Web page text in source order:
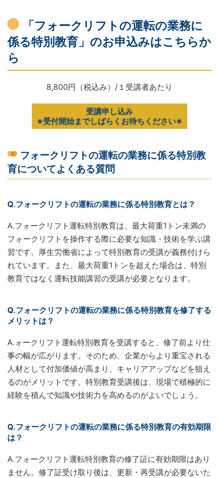
「フォークリフトの運転の業務に
係る特別教育」のお申込みはこちらか
ら
8,800円（税込み）/１受講者あたり
受講申し込み
※受付開始までしばらくお待ちください※
フォークリフトの運転の業務に係る特別教
育についてよくある質問
Q.フォークリフトの運転の業務に係る特別教育とは？
A.フォークリフト運転特別教育は、最大荷重1トン未満の
フォークリフトを操作する際に必要な知識・技術を学ぶ講
習です。厚生労働省によって特別教育の受講が義務付けら
れています。また、最大荷重1トンを超えた場合は、特別
教育ではなく運転技能講習の受講が必要となります。
Q.フォークリフトの運転の業務に係る特別教育を修了する
メリットは？
A.ォークリフト運転特別教育を受講すると、修了前より仕
事の幅が広がります。そのため、企業からより重宝される
人材として付加価値が高まり、キャリアアップなどを狙え
るのがメリットです。特別教育受講後は、現場で積極的に
経験を積んで知識や技術力を高めるのがよいでしょう。
Q.フォークリフトの運転の業務に係る特別教育の有効期限
は？
A.フォークリフト運転特別教育の修了証に有効期限はあり
ません。修了証受け取り後は、更新・再受講が必要ないた